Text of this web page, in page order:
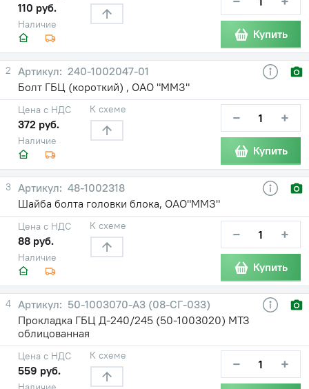
Наличие
110 руб.
Купить
2
240-1002047-01
Болт ГБЦ (короткий) , ОАО "ММЗ"
Наличие
Цена с НДС
372 руб.
К схеме − +
Купить
3
48-1002318
Шайба болта головки блока, ОАО"ММЗ"
Наличие
Цена с НДС
88 руб.
К схеме − +
Купить
4
50-1003070-А3 (08-СГ-033)
Прокладка ГБЦ Д-240/245 (50-1003020) МТЗ
облицованная
Цена с НДС
559 руб.
К схеме − +